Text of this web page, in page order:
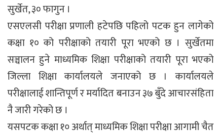
सुर्खेत, ३० फागुन ।
एसएलसी परीक्षा प्रणाली हटेपछि पहिलो पटक हुन लागेको
कक्षा १० को परीक्षाको तयारी पूरा भएको छ । सुर्खेतमा
सञ्चालन हुने माध्यमिक शिक्षा परीक्षाको तयारी पूरा भएको
जिल्ला शिक्षा कार्यालयले जनाएको छ । कार्यालयले
परीक्षालाई शान्तिपूर्ण र मर्यादित बनाउन ३७ बुँदे आचारसंहिता
नै जारी गरेको छ ।
यसपटक कक्षा १० अर्थात् माध्यमिक शिक्षा परीक्षा आगामी चैत